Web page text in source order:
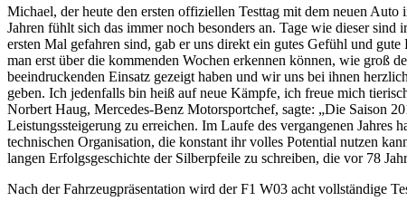
Michael, der heute den ersten offiziellen Testtag mit dem neuen
Jahren fühlt sich das immer noch besonders an. Tage wie dieser
ersten Mal gefahren sind, gab er uns direkt ein gutes Gefühl und
man erst über die kommenden Wochen erkennen können, wie groß
beeindruckenden Einsatz gezeigt haben und wir uns bei ihnen
geben. Ich jedenfalls bin heiß auf neue Kämpfe, ich freue mich
Norbert Haug, Mercedes-Benz Motorsportchef, sagte: „Die Saison
Leistungssteigerung zu erreichen. Im Laufe des vergangenen
technischen Organisation, die konstant ihr volles Potential nutzen
langen Erfolgsgeschichte der Silberpfeile zu schreiben, die vor 78
Nach der Fahrzeugpräsentation wird der F1 W03 acht vollständige